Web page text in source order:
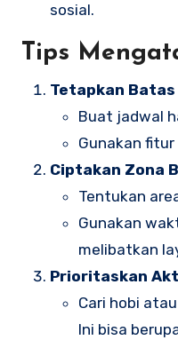
sosial.
Tips
Tetapkan Batas
Buat jadwal
Gunakan
Ciptakan Zona
Tentukan
Gunakan
melibatkan
Prioritaskan
Cari hobi
Ini bisa